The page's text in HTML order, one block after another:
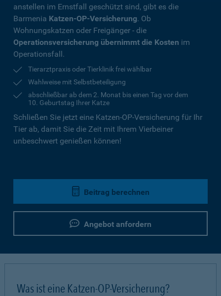
anstellen im Ernstfall geschützt sind, gibt es die
Barmenia Katzen-OP-Versicherung. Ob
Wohnungskatzen oder Freigänger - die
Operationsversicherung übernimmt die Kosten im
Operationsfall.
Tierarztpraxis oder Tierklinik frei wählbar
Wahlweise mit Selbstbeteiligung
abschließbar ab dem 2. Monat bis einen Tag vor dem
10. Geburtstag Ihrer Katze
Schließen Sie jetzt eine Katzen-OP-Versicherung für Ihr
Tier ab, damit Sie die Zeit mit Ihrem Vierbeiner
unbeschwert genießen können!
Beitrag berechnen
Angebot anfordern
Was ist eine Katzen-OP-Versicherung?